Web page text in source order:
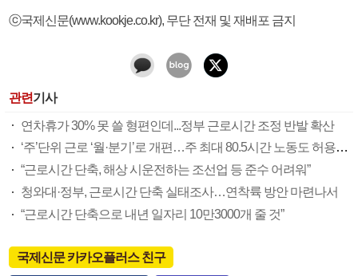
ⓒ국제신문(www.kookje.co.kr), 무단 전재 및 재배포 금지
관련기사
연차휴가 30% 못 쓸 형편인데...정부 근로시간 조정 반발 확산
‘주’단위 근로 ‘월·분기’로 개편…주 최대 80.5시간 노동도 허용(종합)
“근로시간 단축, 해상 시운전하는 조선업 등 준수 어려워”
청와대·정부, 근로시간 단축 실태조사…연착륙 방안 마련나서
“근로시간 단축으로 내년 일자리 10만3000개 줄 것”
국제신문 카카오플러스 친구